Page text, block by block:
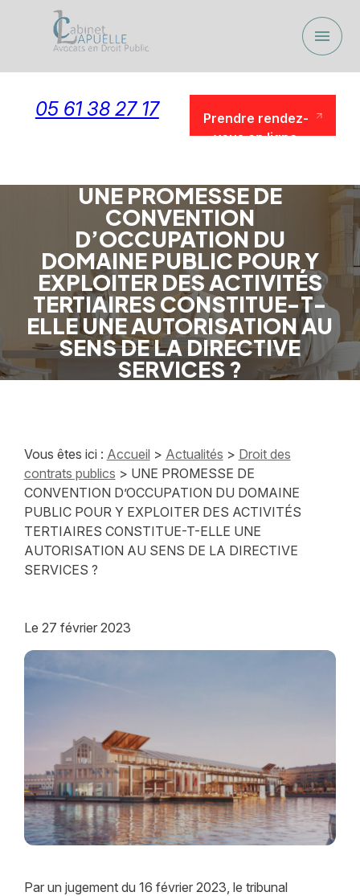
menu
05 61 38 27 17
Prendre rendez-
vous en ligne
UNE PROMESSE DE
CONVENTION
D’OCCUPATION DU
DOMAINE PUBLIC POUR Y
EXPLOITER DES ACTIVITÉS
TERTIAIRES CONSTITUE-T-
ELLE UNE AUTORISATION AU
SENS DE LA DIRECTIVE
SERVICES ?
Vous êtes ici : Accueil > Actualités > Droit des
contrats publics > UNE PROMESSE DE
CONVENTION D’OCCUPATION DU DOMAINE
PUBLIC POUR Y EXPLOITER DES ACTIVITÉS
TERTIAIRES CONSTITUE-T-ELLE UNE
AUTORISATION AU SENS DE LA DIRECTIVE
SERVICES ?
Le 27 février 2023
Par un jugement du 16 février 2023, le tribunal
Panneau de gestion des cookies